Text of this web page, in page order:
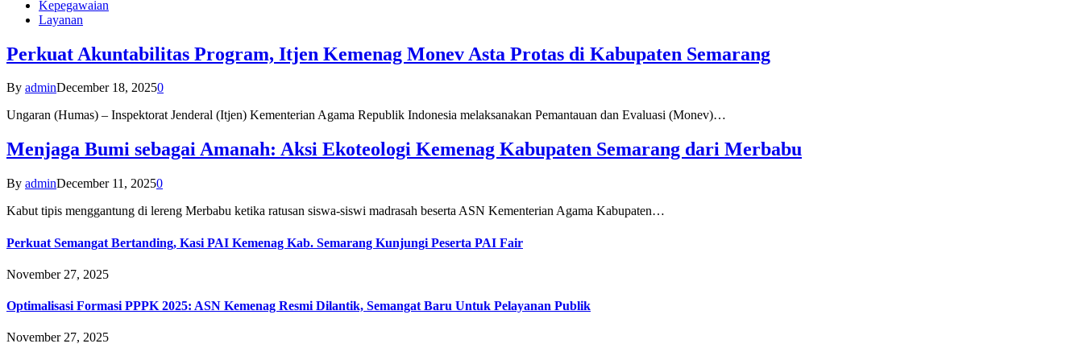
Kepegawaian
Layanan
Perkuat Akuntabilitas Program, Itjen Kemenag Monev Asta Protas di Kabupaten Semarang
By adminDecember 18, 20250
Ungaran (Humas) – Inspektorat Jenderal (Itjen) Kementerian Agama Republik Indonesia melaksanakan Pemantauan dan Evaluasi (Monev)…
Menjaga Bumi sebagai Amanah: Aksi Ekoteologi Kemenag Kabupaten Semarang dari Merbabu
By adminDecember 11, 20250
Kabut tipis menggantung di lereng Merbabu ketika ratusan siswa-siswi madrasah beserta ASN Kementerian Agama Kabupaten…
Perkuat Semangat Bertanding, Kasi PAI Kemenag Kab. Semarang Kunjungi Peserta PAI Fair
November 27, 2025
Optimalisasi Formasi PPPK 2025: ASN Kemenag Resmi Dilantik, Semangat Baru Untuk Pelayanan Publik
November 27, 2025